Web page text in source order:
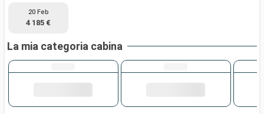
20 Feb
4 185 €
La mia categoria cabina